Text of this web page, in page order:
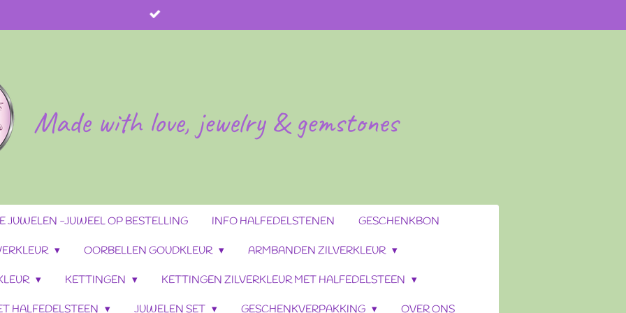
Made with love, jewelry & gemstones
JUWELEN -JUWEEL OP BESTELLING INFO HALFEDELSTENEN GESCHENKBON
OORBELLEN GOUDKLEUR ARMBANDEN ZILVERKLEUR
KETTINGEN KETTINGEN ZILVERKLEUR MET HALFEDELSTEEN
HALFEDELSTEEN JUWELEN SET GESCHENKVERPAKKING OVER ONS